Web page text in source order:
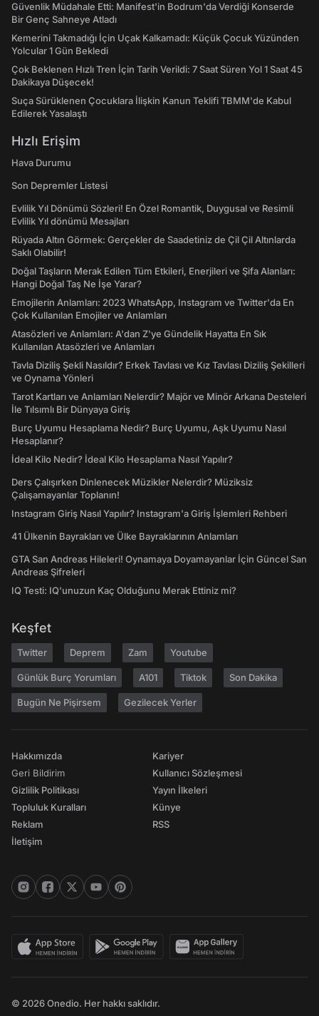
Güvenlik Müdahale Etti: Manifest'in Bodrum'da Verdiği Konserde
Bir Genç Sahneye Atladı
Kemerini Takmadığı İçin Uçak Kalkamadı: Küçük Çocuk Yüzünden
Yolcular 1 Gün Bekledi
Çok Beklenen Hızlı Tren İçin Tarih Verildi: 7 Saat Süren Yol 1 Saat 45
Dakikaya Düşecek!
Suça Sürüklenen Çocuklara İlişkin Kanun Teklifi TBMM'de Kabul
Edilerek Yasalaştı
Hızlı Erişim
Hava Durumu
Son Depremler Listesi
Evlilik Yıl Dönümü Sözleri! En Özel Romantik, Duygusal ve Resimli
Evlilik Yıl dönümü Mesajları
Rüyada Altın Görmek: Gerçekler de Saadetiniz de Çil Çil Altınlarda
Saklı Olabilir!
Doğal Taşların Merak Edilen Tüm Etkileri, Enerjileri ve Şifa Alanları:
Hangi Doğal Taş Ne İşe Yarar?
Emojilerin Anlamları: 2023 WhatsApp, Instagram ve Twitter'da En
Çok Kullanılan Emojiler ve Anlamları
Atasözleri ve Anlamları: A'dan Z'ye Gündelik Hayatta En Sık
Kullanılan Atasözleri ve Anlamları
Tavla Diziliş Şekli Nasıldır? Erkek Tavlası ve Kız Tavlası Diziliş Şekilleri
ve Oynama Yönleri
Tarot Kartları ve Anlamları Nelerdir? Majör ve Minör Arkana Desteleri
İle Tılsımlı Bir Dünyaya Giriş
Burç Uyumu Hesaplama Nedir? Burç Uyumu, Aşk Uyumu Nasıl
Hesaplanır?
İdeal Kilo Nedir? İdeal Kilo Hesaplama Nasıl Yapılır?
Ders Çalışırken Dinlenecek Müzikler Nelerdir? Müziksiz
Çalışamayanlar Toplanın!
Instagram Giriş Nasıl Yapılır? Instagram'a Giriş İşlemleri Rehberi
41 Ülkenin Bayrakları ve Ülke Bayraklarının Anlamları
GTA San Andreas Hileleri! Oynamaya Doyamayanlar İçin Güncel San
Andreas Şifreleri
IQ Testi: IQ'unuzun Kaç Olduğunu Merak Ettiniz mi?
Keşfet
Twitter Deprem Zam Youtube
Günlük Burç Yorumları A101 Tiktok Son Dakika
Bugün Ne Pişirsem Gezilecek Yerler
Hakkımızda
Geri Bildirim
Gizlilik Politikası
Topluluk Kuralları
Reklam
İletişim
Kariyer
Kullanıcı Sözleşmesi
Yayın İlkeleri
Künye
RSS
© 2026 Onedio. Her hakkı saklıdır.